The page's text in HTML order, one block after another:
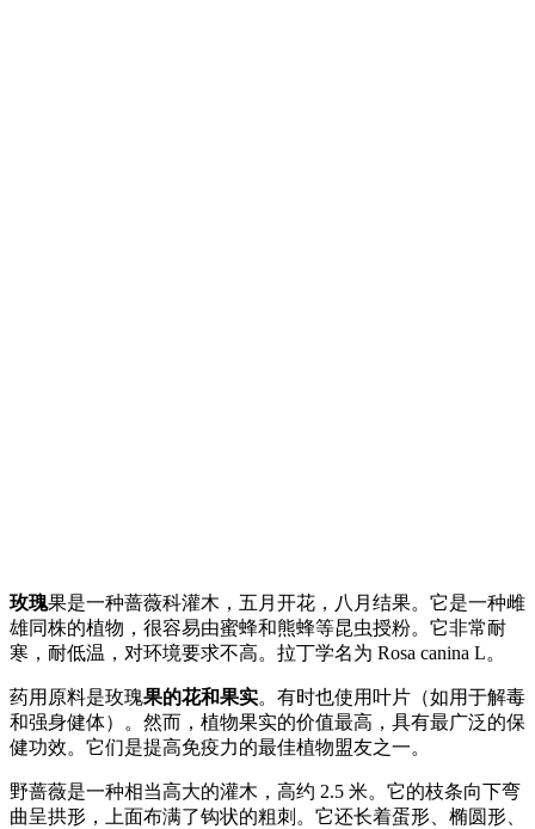
玫瑰果是一种蔷薇科灌木，五月开花，八月结果。它是一种雌
雄同株的植物，很容易由蜜蜂和熊蜂等昆虫授粉。它非常耐
寒，耐低温，对环境要求不高。拉丁学名为 Rosa canina L。
药用原料是玫瑰果的花和果实。有时也使用叶片（如用于解毒
和强身健体）。然而，植物果实的价值最高，具有最广泛的保
健功效。它们是提高免疫力的最佳植物盟友之一。
野蔷薇是一种相当高大的灌木，高约 2.5 米。它的枝条向下弯
曲呈拱形，上面布满了钩状的粗刺。它还长着蛋形、椭圆形、